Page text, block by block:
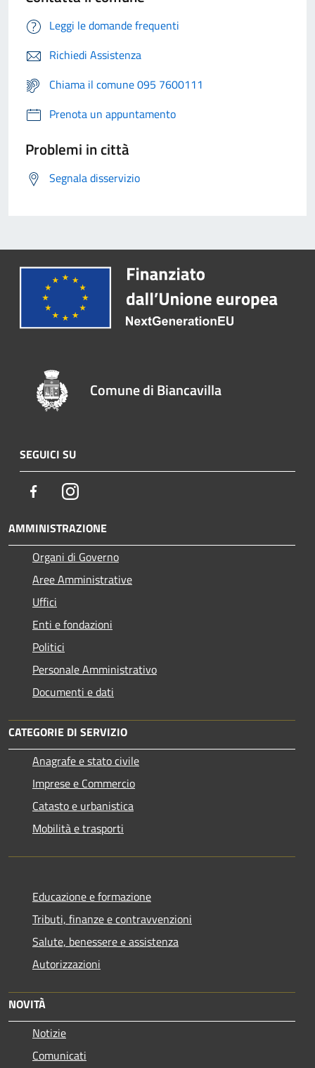
Leggi le domande frequenti
Richiedi Assistenza
Chiama il comune 095 7600111
Prenota un appuntamento
Problemi in città
Segnala disservizio
Comune di Biancavilla
SEGUICI SU
FacebookInstagram
AMMINISTRAZIONE
Organi di Governo
Aree Amministrative
Uffici
Enti e fondazioni
Politici
Personale Amministrativo
Documenti e dati
CATEGORIE DI SERVIZIO
Anagrafe e stato civile
Imprese e Commercio
Catasto e urbanistica
Mobilità e trasporti
Educazione e formazione
Tributi, finanze e contravvenzioni
Salute, benessere e assistenza
Autorizzazioni
NOVITÀ
Notizie
Comunicati